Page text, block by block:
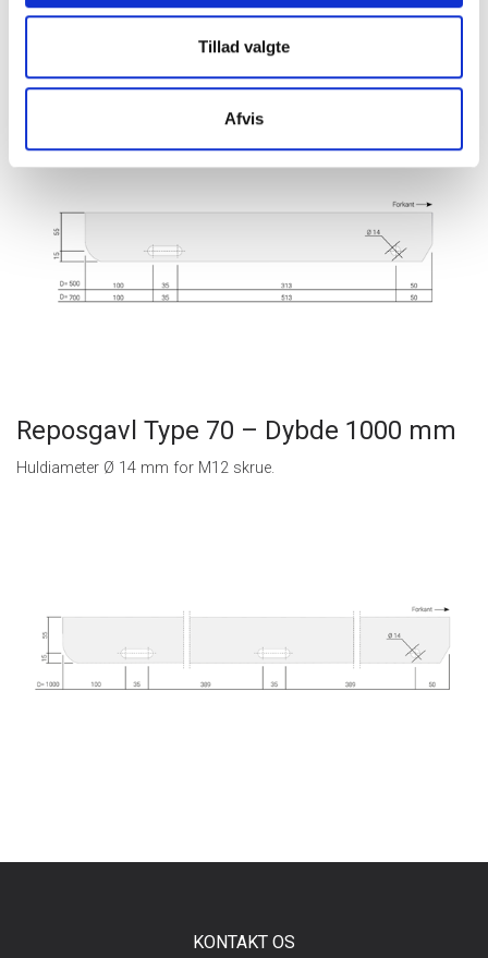
Tillad valgte
Afvis
Huldiameter Ø 14 mm for M12 skrue.
Reposgavl Type 70 – Dybde 1000 mm
Huldiameter Ø 14 mm for M12 skrue.
KONTAKT OS